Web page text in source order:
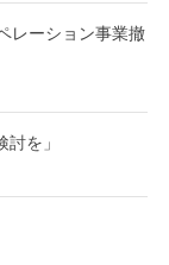
レーション事業撤
を」